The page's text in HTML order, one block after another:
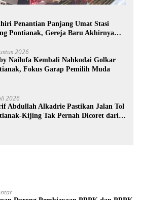
Penantian Panjang Umat Stasi
Pontianak, Gereja Baru Akhirnya
2026
Nailufa Kembali Nahkodai Golkar
Fokus Garap Pemilih Muda
2026
Abdullah Alkadrie Pastikan Jalan Tol
Kijing Tak Pernah Dicoret dari